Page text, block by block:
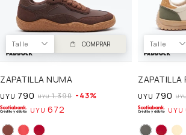
Talle COMPRAR
ZAPATILLA NUMA
UYU 790 UYU 1.390 43
UYU 672
Talle
ZAPATILLA
UYU 790
UYU